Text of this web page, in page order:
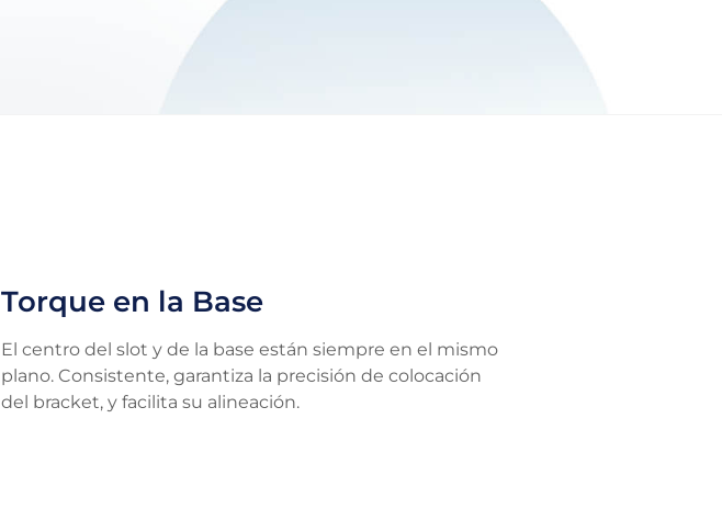
Torque en la Base
El centro del slot y de la base están siempre en el mismo
plano. Consistente, garantiza la precisión de colocación
del bracket, y facilita su alineación.